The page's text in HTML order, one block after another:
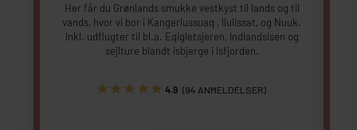
Her får du Grønlands smukke vestkyst til lands og til
vands, hvor vi bor i Kangerlussuaq , Ilulissat, og Nuuk.
Inkl. udflugter til bl.a. Eqigletsjeren, Indlandsisen og
sejlture blandt isbjerge i Isfjorden.
4.9 (94 ANMELDELSER)